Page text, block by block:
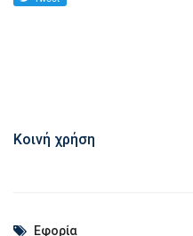
Κοινή χρήση
Εφορία